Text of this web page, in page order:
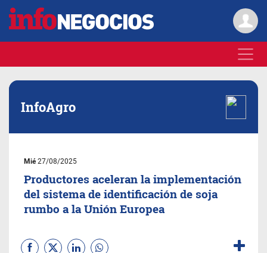
InfoAgro
Mié27/08/2025
Productores aceleran la implementación
del sistema de identificación de soja
rumbo a la Unión Europea